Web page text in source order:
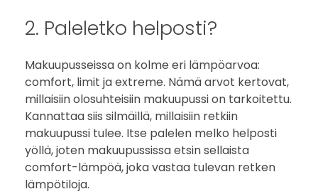
2. Paleletko helposti?
Makuupusseissa on kolme eri lämpöarvoa:
comfort, limit ja extreme. Nämä arvot kertovat,
millaisiin olosuhteisiin makuupussi on tarkoitettu.
Kannattaa siis silmäillä, millaisiin retkiin
makuupussi tulee. Itse palelen melko helposti
yöllä, joten makuupussissa etsin sellaista
comfort-lämpöä, joka vastaa tulevan retken
lämpötiloja.